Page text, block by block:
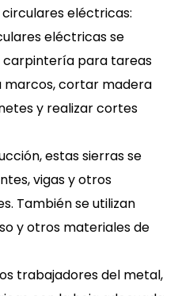
eléctricas:
eléctricas se
carpintería para tareas
cortar madera
y realizar cortes
estas sierras se
vigas y otros
También se utilizan
y otros materiales de
trabajadores del metal,